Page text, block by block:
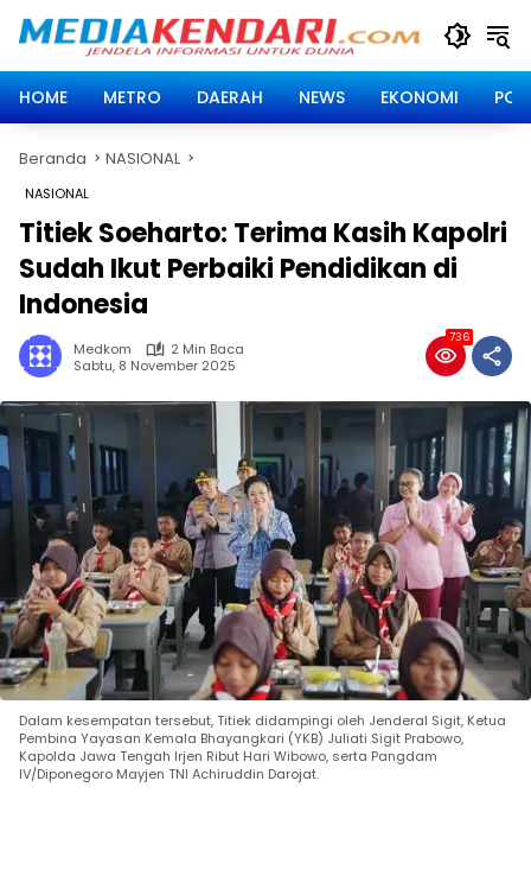
HOME
METRO DAERAH NEWS EKONOMI
Beranda NASIONAL
NASIONAL
Titiek Soeharto: Terima Kasih Kapolri
Sudah Ikut Perbaiki Pendidikan di
Indonesia
Medkom
2 Min Baca
Sabtu, 8 November 2025
736
Dalam kesempatan tersebut, Titiek didampingi oleh Jenderal Sigit, Ketua
Pembina Yayasan Kemala Bhayangkari (YKB) Juliati Sigit Prabowo,
Kapolda Jawa Tengah Irjen Ribut Hari Wibowo, serta Pangdam
IV/Diponegoro Mayjen TNI Achiruddin Darojat.